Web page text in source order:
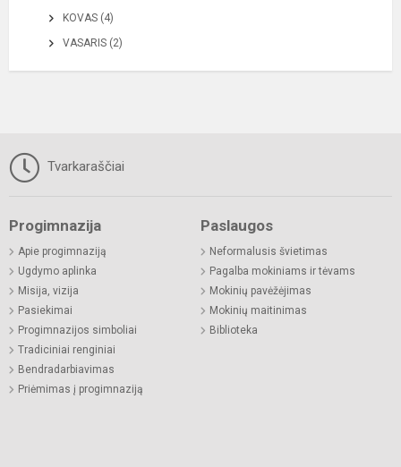
KOVAS (4)
VASARIS (2)
Tvarkaraščiai
Progimnazija
Apie progimnaziją
Ugdymo aplinka
Misija, vizija
Pasiekimai
Progimnazijos simboliai
Tradiciniai renginiai
Bendradarbiavimas
Priėmimas į progimnaziją
Paslaugos
Neformalusis švietimas
Pagalba mokiniams ir tėvams
Mokinių pavėžėjimas
Mokinių maitinimas
Biblioteka